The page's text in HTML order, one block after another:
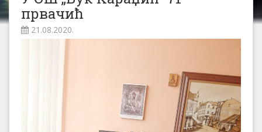
првачић
21.08.2020.